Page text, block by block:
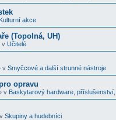
Kulturní akce
(Topolná, UH)
v Učitelé
v Smyčcové a další strunné nástroje
opravu
v Baskytarový hardware,
Skupiny a hudebníci